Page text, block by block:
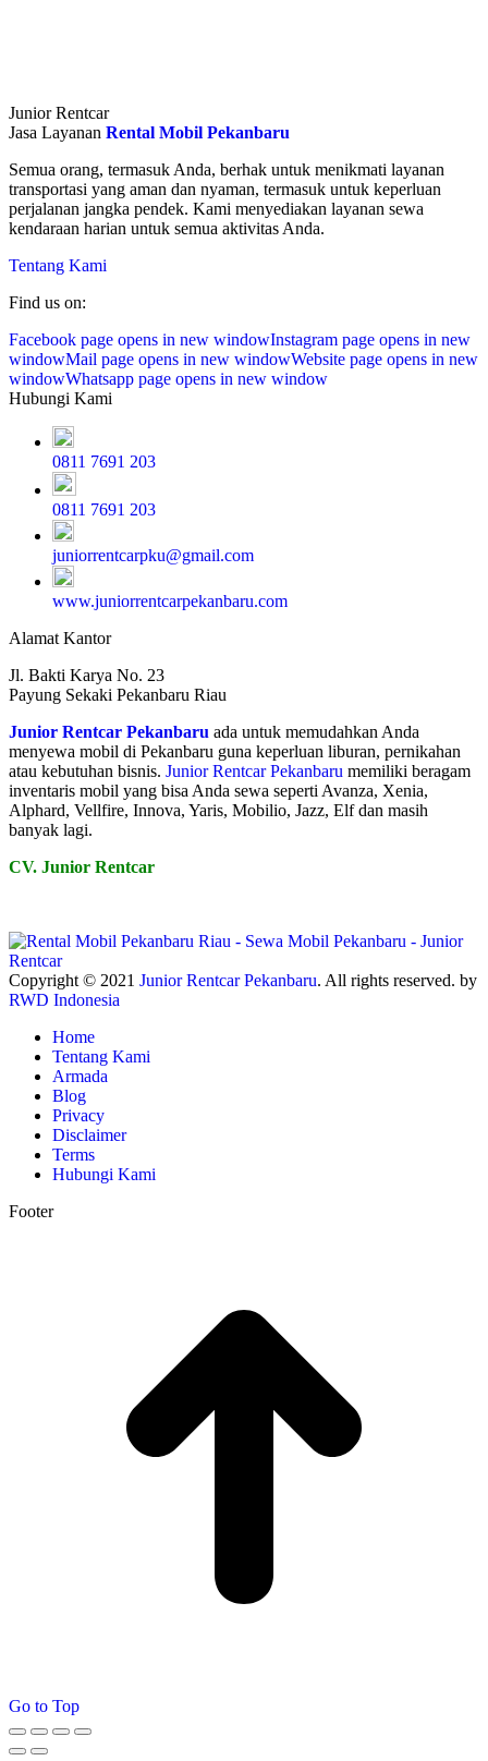
Junior Rentcar
Jasa Layanan Rental Mobil Pekanbaru
Semua orang, termasuk Anda, berhak untuk menikmati layanan
transportasi yang aman dan nyaman, termasuk untuk keperluan
perjalanan jangka pendek. Kami menyediakan layanan sewa
kendaraan harian untuk semua aktivitas Anda.
Tentang Kami
Find us on:
Facebook page opens in new windowInstagram page opens in new
windowMail page opens in new windowWebsite page opens in new
windowWhatsapp page opens in new window
Hubungi Kami
0811 7691 203
0811 7691 203
juniorrentcarpku@gmail.com
www.juniorrentcarpekanbaru.com
Alamat Kantor
Jl. Bakti Karya No. 23
Payung Sekaki Pekanbaru Riau
Junior Rentcar Pekanbaru ada untuk memudahkan Anda
menyewa mobil di Pekanbaru guna keperluan liburan, pernikahan
atau kebutuhan bisnis. Junior Rentcar Pekanbaru memiliki beragam
inventaris mobil yang bisa Anda sewa seperti Avanza, Xenia,
Alphard, Vellfire, Innova, Yaris, Mobilio, Jazz, Elf dan masih
banyak lagi.
CV. Junior Rentcar
Copyright © 2021 Junior Rentcar Pekanbaru. All rights reserved. by
RWD Indonesia
Home
Tentang Kami
Armada
Blog
Privacy
Disclaimer
Terms
Hubungi Kami
Footer
Go to Top